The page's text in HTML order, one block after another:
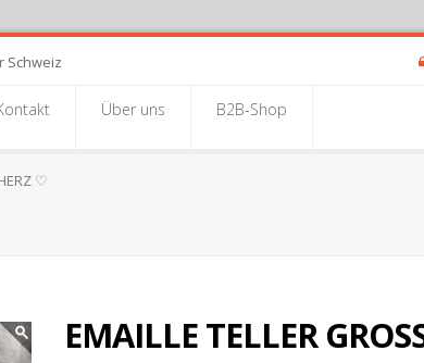
Schweiz
Über uns B2B-Shop
♡
EMAILLE TELLER